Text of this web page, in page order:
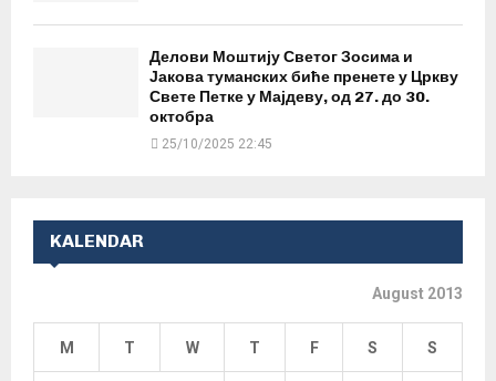
Делови Моштију Светог Зосима и
Јакова туманских биће пренете у Цркву
Свете Петке у Мајдеву, од 27. до 30.
октобра
25/10/2025 22:45
KALENDAR
August 2013
M T W T F S S